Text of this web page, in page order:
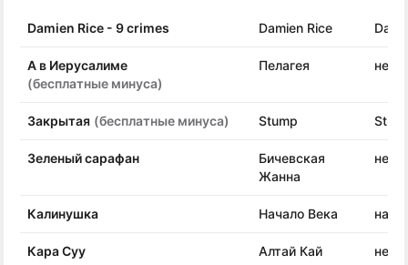
Damien Rice - 9 crimes Damien Rice
А в Иерусалиме
(бесплатные минуса)
Пелагея
Закрытая (бесплатные минуса) Stump
Зеленый сарафан
Бичевская
Жанна
Калинушка Начало Века
Кара Суу Алтай Кай